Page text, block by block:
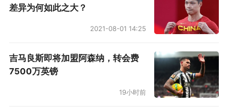
差异为何如此之大？
2021-08-01 14:25
吉马良斯即将加盟阿森纳，转会费
7500万英镑
19小时前